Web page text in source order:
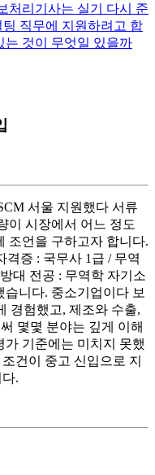
처리기사는 실기 다시 준
직무에 지원하려고 합
는 것이 무엇일 있을까
서울 지원했다 서류
이 시장에서 어느 정도
조언을 구하고자 합니다.
격증 : 국무사 1급 / 무역
대 전공 : 무역학 자기소
니다. 중소기업이다 보
경험했고, 제조와 수출,
몇몇 분야는 깊게 이해
기준에는 미치지 못했
건이 중고 신입으로 지
.